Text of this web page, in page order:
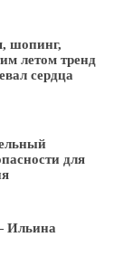
шопинг,
летом тренд
сердца
для